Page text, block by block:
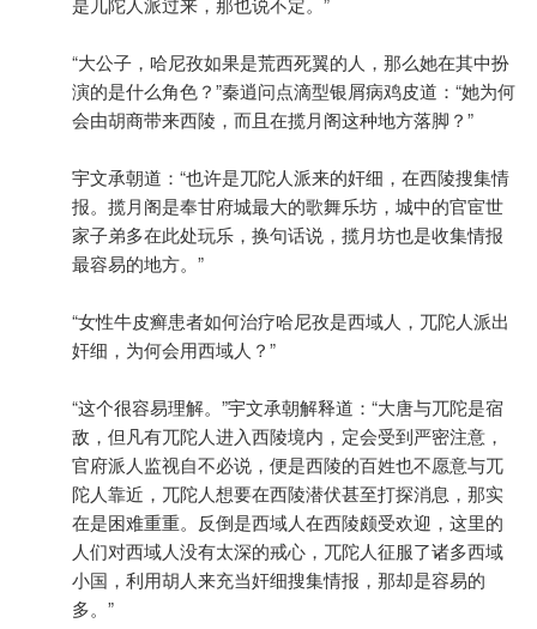
“大公子，哈尼孜如果是荒西死翼的人，那么她在其中扮
演的是什么角色？”秦逍问点滴型银屑病鸡皮道：“她为何
会由胡商带来西陵，而且在揽月阁这种地方落脚？”
宇文承朝道：“也许是兀陀人派来的奸细，在西陵搜集情
报。揽月阁是奉甘府城最大的歌舞乐坊，城中的官宦世
家子弟多在此处玩乐，换句话说，揽月坊也是收集情报
最容易的地方。”
“女性牛皮癣患者如何治疗哈尼孜是西域人，兀陀人派出
奸细，为何会用西域人？”
“这个很容易理解。”宇文承朝解释道：“大唐与兀陀是宿
敌，但凡有兀陀人进入西陵境内，定会受到严密注意，
官府派人监视自不必说，便是西陵的百姓也不愿意与兀
陀人靠近，兀陀人想要在西陵潜伏甚至打探消息，那实
在是困难重重。反倒是西域人在西陵颇受欢迎，这里的
人们对西域人没有太深的戒心，兀陀人征服了诸多西域
小国，利用胡人来充当奸细搜集情报，那却是容易的
多。”